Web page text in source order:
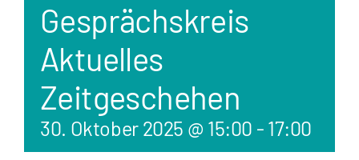
Gesprächskreis
Aktuelles
Zeitgeschehen
30. Oktober 2025 @ 15:00 - 17:00